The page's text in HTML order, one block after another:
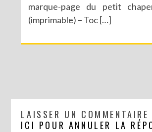
marque-page du petit
(imprimable) – Toc […]
LAISSER UN COMMENTAIRE
ICI POUR ANNULER LA